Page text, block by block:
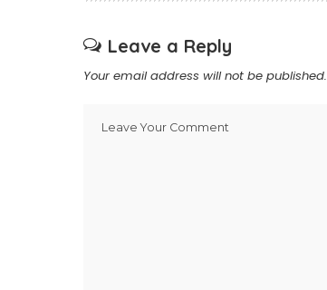
Leave a Reply
Your email address will not be published.